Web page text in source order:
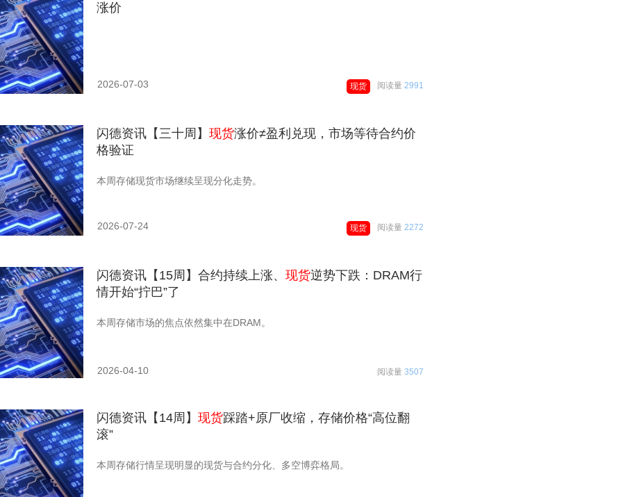
涨价
2026-07-03 阅读量 2991
现货
闪德资讯【三十周】 现货涨价≠盈利兑现，市场等待合约价
格验证
本周存储现货市场继续呈现分化走势。
2026-07-24 阅读量 2272
现货
闪德资讯【15周】合约持续上涨、 现货逆势下跌：DRAM行
情开始“拧巴”了
本周存储市场的焦点依然集中在DRAM。
2026-04-10 阅读量 3507
闪德资讯【14周】 现货踩踏+原厂收缩，存储价格“高位翻
滚”
本周存储行情呈现明显的现货与合约分化、多空博弈格局。